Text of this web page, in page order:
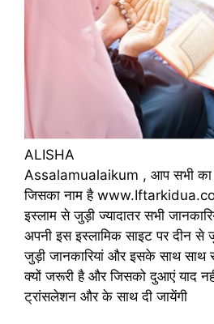
ALISHA
Assalamualaikum , आप सभी का
जिसका नाम है
इस्लाम से जुड़ी ज्यादातर सभी
अपनी इस इस्लामिक साइट पर दीन से
जुड़ी जानकारियां और इसके साथ साथ
क्यों जरूरी है और जिसको दुआएं याद
ट्रांसलेशन और के साथ दी जायेंगी